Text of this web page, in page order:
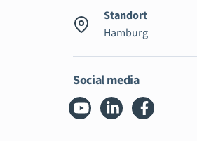
Standort
Hamburg
Social media